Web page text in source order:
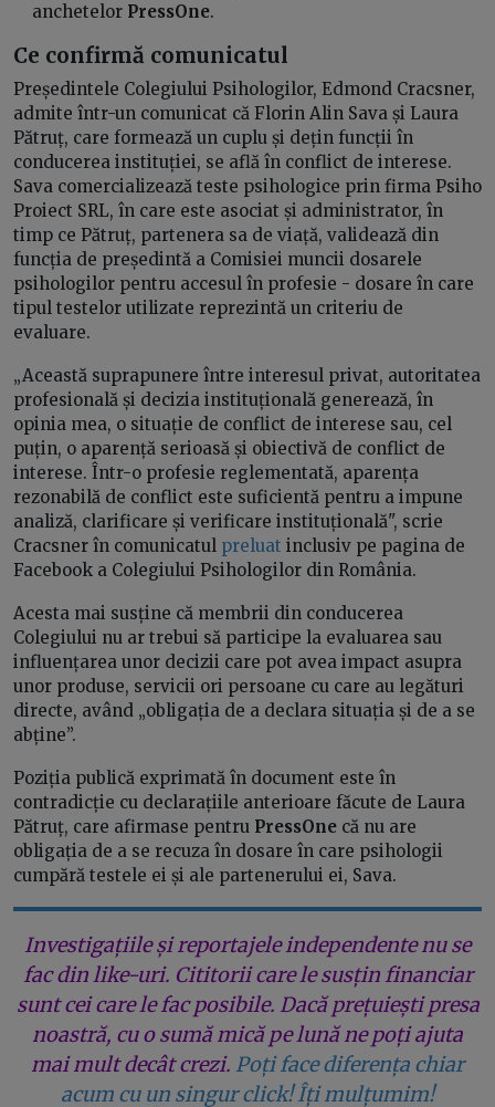
anchetelor PressOne.
Ce confirmă comunicatul
Președintele Colegiului Psihologilor, Edmond Cracsner,
admite într-un comunicat că Florin Alin Sava și Laura
Pătruț, care formează un cuplu și dețin funcții în
conducerea instituției, se află în conflict de interese.
Sava comercializează teste psihologice prin firma Psiho
Proiect SRL, în care este asociat și administrator, în
timp ce Pătruț, partenera sa de viață, validează din
funcția de președintă a Comisiei muncii dosarele
psihologilor pentru accesul în profesie - dosare în care
tipul testelor utilizate reprezintă un criteriu de
evaluare.
„Această suprapunere între interesul privat, autoritatea
profesională și decizia instituțională generează, în
opinia mea, o situație de conflict de interese sau, cel
puțin, o aparență serioasă și obiectivă de conflict de
interese. Într-o profesie reglementată, aparența
rezonabilă de conflict este suficientă pentru a impune
analiză, clarificare și verificare instituțională", scrie
Cracsner în comunicatul preluat inclusiv pe pagina de
Facebook a Colegiului Psihologilor din România.
Acesta mai susține că membrii din conducerea
Colegiului nu ar trebui să participe la evaluarea sau
influențarea unor decizii care pot avea impact asupra
unor produse, servicii ori persoane cu care au legături
directe, având „obligația de a declara situația și de a se
abține”.
Poziția publică exprimată în document este în
contradicție cu declarațiile anterioare făcute de Laura
Pătruț, care afirmase pentru PressOne că nu are
obligația de a se recuza în dosare în care psihologii
cumpără testele ei și ale partenerului ei, Sava.
Investigațiile și reportajele independente nu se
fac din like-uri. Cititorii care le susțin financiar
sunt cei care le fac posibile. Dacă prețuiești presa
noastră, cu o sumă mică pe lună ne poți ajuta
mai mult decât crezi. Poți face diferența chiar
acum cu un singur click! Îți mulțumim!